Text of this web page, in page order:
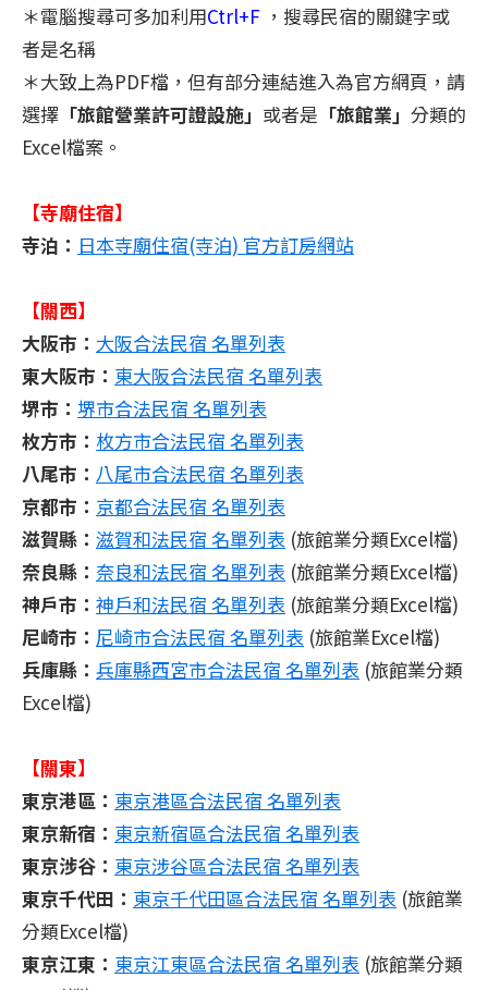
＊電腦搜尋可多加利用Ctrl+F ，搜尋民宿的關鍵字或
者是名稱
＊大致上為PDF檔，但有部分連結進入為官方網頁，請
選擇 「旅館營業許可證設施」 或者是 「旅館業」 分類的
Excel檔案。
【寺廟住宿】
寺泊： 日本寺廟住宿(寺泊) 官方訂房網站
【關西】
大阪市： 大阪合法民宿 名單列表
東大阪市： 東大阪合法民宿 名單列表
堺市： 堺市合法民宿 名單列表
枚方市： 枚方市合法民宿 名單列表
八尾市： 八尾市合法民宿 名單列表
京都市： 京都合法民宿 名單列表
滋賀縣： 滋賀和法民宿 名單列表 (旅館業分類Excel檔)
奈良縣： 奈良和法民宿 名單列表 (旅館業分類Excel檔)
神戶市： 神戶和法民宿 名單列表 (旅館業分類Excel檔)
尼崎市： 尼崎市合法民宿 名單列表 (旅館業Excel檔)
兵庫縣： 兵庫縣西宮市合法民宿 名單列表 (旅館業分類
Excel檔)
【關東】
東京港區： 東京港區合法民宿 名單列表
東京新宿： 東京新宿區合法民宿 名單列表
東京涉谷： 東京涉谷區合法民宿 名單列表
東京千代田： 東京千代田區合法民宿 名單列表 (旅館業
分類Excel檔)
東京江東： 東京江東區合法民宿 名單列表 (旅館業分類